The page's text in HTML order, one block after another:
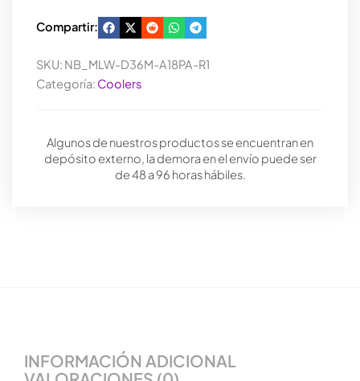
Compartir:
SKU: NB_MLW-D36M-A18PA-R1
Categoría: Coolers
Algunos de nuestros productos se encuentran en
depósito externo, la demora en el envío puede ser
de 48 a 96 horas hábiles.
INFORMACIÓN ADICIONAL